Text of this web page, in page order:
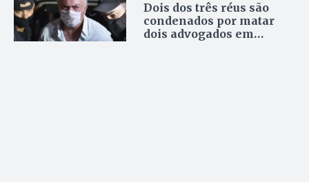
Dois dos três réus são
condenados por matar
dois advogados em